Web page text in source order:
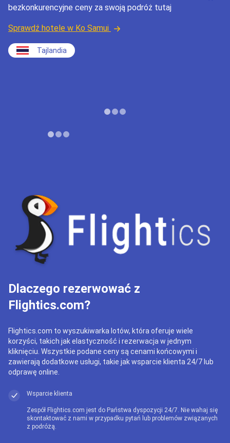
bezkonkurencyjne ceny za swoją podróż tutaj
Sprawdź hotele w Ko Samui
Tajlandia
Dlaczego rezerwować z
Flightics.com?
Flightics.com to wyszukiwarka lotów, która oferuje wiele
korzyści, takich jak elastyczność i rezerwacja w jednym
kliknięciu. Wszystkie podane ceny są cenami końcowymi i
zawierają dodatkowe usługi, takie jak wsparcie klienta 24/7 lub
odprawę online.
Wsparcie klienta
Zespół Flightics.com jest do Państwa dyspozycji 24/7. Nie wahaj się
skontaktować z nami w przypadku pytań lub problemów związanych
z podróżą.